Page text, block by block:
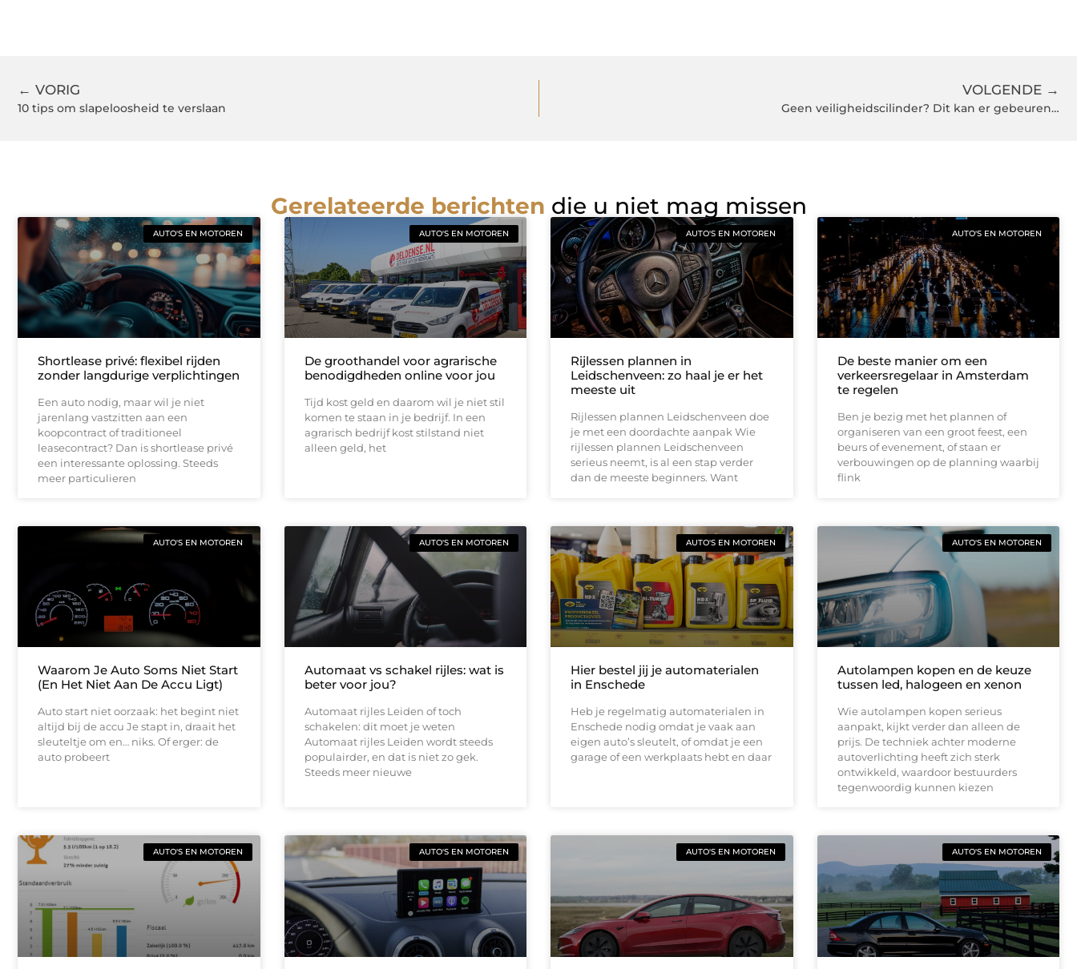
← VORIG
10 tips om slapeloosheid te verslaan
VOLGENDE →
Geen veiligheidscilinder? Dit kan er gebeuren…
Gerelateerde berichten die u niet mag missen
AUTO'S EN MOTOREN
Shortlease privé: flexibel rijden
zonder langdurige verplichtingen
Een auto nodig, maar wil je niet
jarenlang vastzitten aan een
koopcontract of traditioneel
leasecontract? Dan is shortlease privé
een interessante oplossing. Steeds
meer particulieren
AUTO'S EN MOTOREN
De groothandel voor agrarische
benodigdheden online voor jou
Tijd kost geld en daarom wil je niet stil
komen te staan in je bedrijf. In een
agrarisch bedrijf kost stilstand niet
alleen geld, het
AUTO'S EN MOTOREN
Rijlessen plannen in
Leidschenveen: zo haal je er het
meeste uit
Rijlessen plannen Leidschenveen doe
je met een doordachte aanpak Wie
rijlessen plannen Leidschenveen
serieus neemt, is al een stap verder
dan de meeste beginners. Want
AUTO'S EN MOTOREN
De beste manier om een
verkeersregelaar in Amsterdam
te regelen
Ben je bezig met het plannen of
organiseren van een groot feest, een
beurs of evenement, of staan er
verbouwingen op de planning waarbij
flink
AUTO'S EN MOTOREN
Waarom Je Auto Soms Niet Start
(En Het Niet Aan De Accu Ligt)
Auto start niet oorzaak: het begint niet
altijd bij de accu Je stapt in, draait het
sleuteltje om en… niks. Of erger: de
auto probeert
AUTO'S EN MOTOREN
Automaat vs schakel rijles: wat is
beter voor jou?
Automaat rijles Leiden of toch
schakelen: dit moet je weten
Automaat rijles Leiden wordt steeds
populairder, en dat is niet zo gek.
Steeds meer nieuwe
AUTO'S EN MOTOREN
Hier bestel jij je automaterialen
in Enschede
Heb je regelmatig automaterialen in
Enschede nodig omdat je vaak aan
eigen auto’s sleutelt, of omdat je een
garage of een werkplaats hebt en daar
AUTO'S EN MOTOREN
Autolampen kopen en de keuze
tussen led, halogeen en xenon
Wie autolampen kopen serieus
aanpakt, kijkt verder dan alleen de
prijs. De techniek achter moderne
autoverlichting heeft zich sterk
ontwikkeld, waardoor bestuurders
tegenwoordig kunnen kiezen
AUTO'S EN MOTOREN AUTO'S EN MOTOREN AUTO'S EN MOTOREN AUTO'S EN MOTOREN